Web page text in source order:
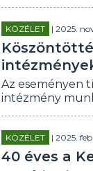
KÖZÉLET | 2025.
Az eseményen
intézmény
KÖZÉLET | 2025.
40 éves a